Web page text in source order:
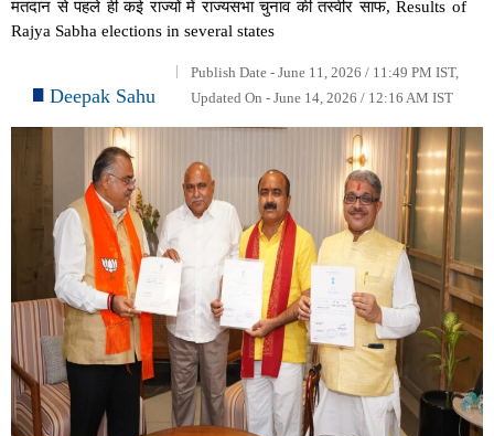
मतदान से पहले ही कई राज्यों में राज्यसभा चुनाव की तस्वीर साफ, Results of
Rajya Sabha elections in several states
Deepak Sahu
Publish Date - June 11, 2026 / 11:49 PM IST,
Updated On - June 14, 2026 / 12:16 AM IST